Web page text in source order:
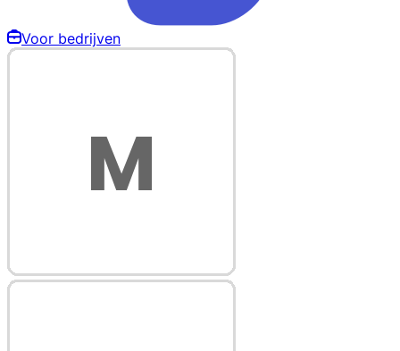
Voor bedrijven